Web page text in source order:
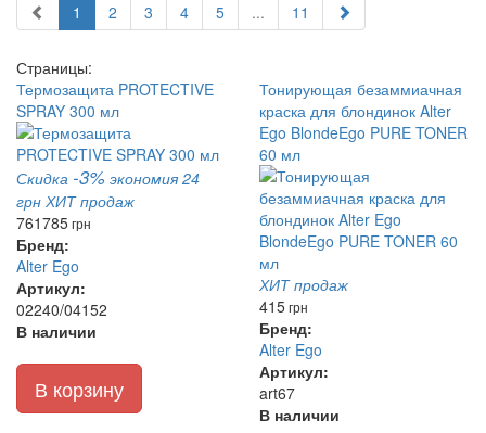
1 2 3 4 5 ... 11
Страницы:
Термозащита PROTECTIVE
SPRAY 300 мл
Скидка -3% экономия 24
грн ХИТ продаж
761785грн
Бренд:
Alter Ego
Артикул:
02240/04152
В наличии
В корзину
Тонирующая безаммиачная
краска для блондинок Alter
Ego BlondeEgo PURE TONER
60 мл
ХИТ продаж
415грн
Бренд:
Alter Ego
Артикул:
art67
В наличии